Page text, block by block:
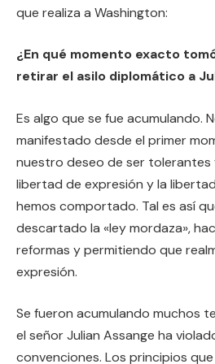
que realiza a Washington:
¿En qué momento exacto
retirar el asilo diplomático a
Es algo que se fue acumulando.
manifestado desde el primer
nuestro deseo de ser
libertad de expresión y la
hemos comportado. Tal es así
descartado la «ley mordaza»,
reformas y permitiendo que
expresión.
Se fueron acumulando muchos
el señor Julian Assange ha
convenciones. Los principios